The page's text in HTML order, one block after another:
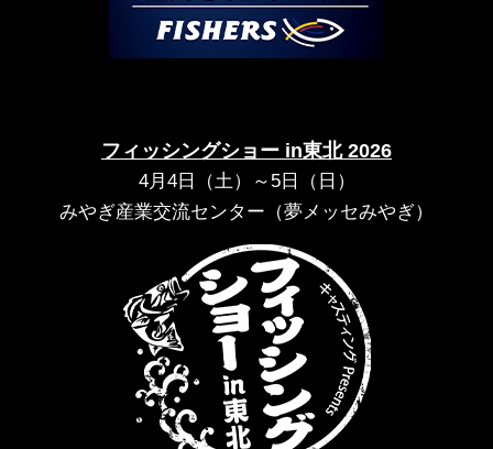
フィッシングショー in東北 2026
4月4日（土）～5日（日）
みやぎ産業交流センター（夢メッセみやぎ）